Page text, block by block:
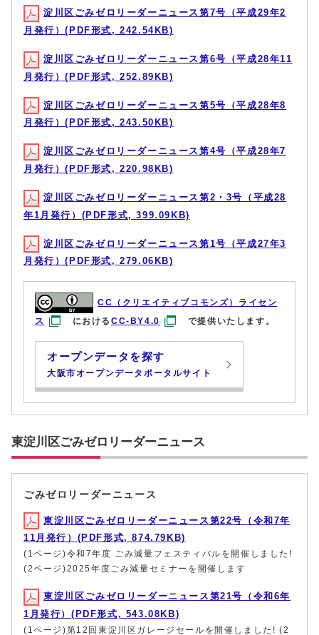
淀川区ごみゼロリーダーニュース第7号（平成29年2
月発行）(PDF形式, 242.54KB)
淀川区ごみゼロリーダーニュース第6号（平成28年11
月発行）(PDF形式, 252.89KB)
淀川区ごみゼロリーダーニュース第5号（平成28年8
月発行）(PDF形式, 243.50KB)
淀川区ごみゼロリーダーニュース第4号（平成28年7
月発行）(PDF形式, 220.98KB)
淀川区ごみゼロリーダーニュース第2・3号（平成28
年1月発行）(PDF形式, 399.09KB)
淀川区ごみゼロリーダーニュース第1号（平成27年3
月発行）(PDF形式, 279.06KB)
CC（クリエイティブコモンズ）ライセン
ス
におけるCC-BY4.0 で提供いたします。
オープンデータを探す
大阪市オープンデータポータルサイト
東淀川区ごみゼロリーダーニュース
ごみゼロリーダーニュース
東淀川区ごみゼロリーダーニュース第22号（令和7年
11月発行）(PDF形式, 874.79KB)
(1ページ)令和7年度 ごみ減量フェスティバルを開催しました!
(2ページ)2025年度ごみ減量セミナーを開催します
東淀川区ごみゼロリーダーニュース第21号（令和6年
1月発行）(PDF形式, 543.08KB)
(1ページ)第12回東淀川区ガレージセールを開催しました! (2